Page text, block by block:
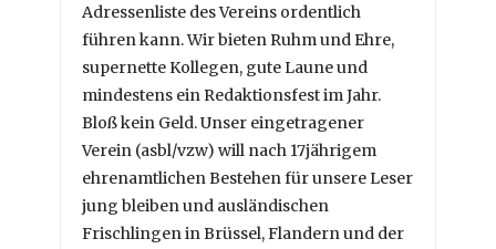
Adressenliste des Vereins ordentlich
führen kann. Wir bieten Ruhm und Ehre,
supernette Kollegen, gute Laune und
mindestens ein Redaktionsfest im Jahr.
Bloß kein Geld. Unser eingetragener
Verein (asbl/vzw) will nach 17jährigem
ehrenamtlichen Bestehen für unsere Leser
jung bleiben und ausländischen
Frischlingen in Brüssel, Flandern und der